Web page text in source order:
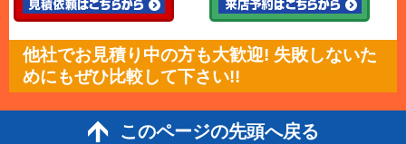
他社でお見積り中の方も大歓迎! 失敗しないた
めにもぜひ比較して下さい!!
このページの先頭へ戻る